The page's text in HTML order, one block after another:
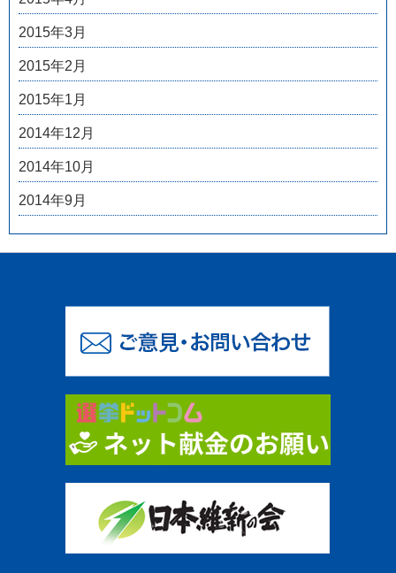
2015年3月
2015年2月
2015年1月
2014年12月
2014年10月
2014年9月